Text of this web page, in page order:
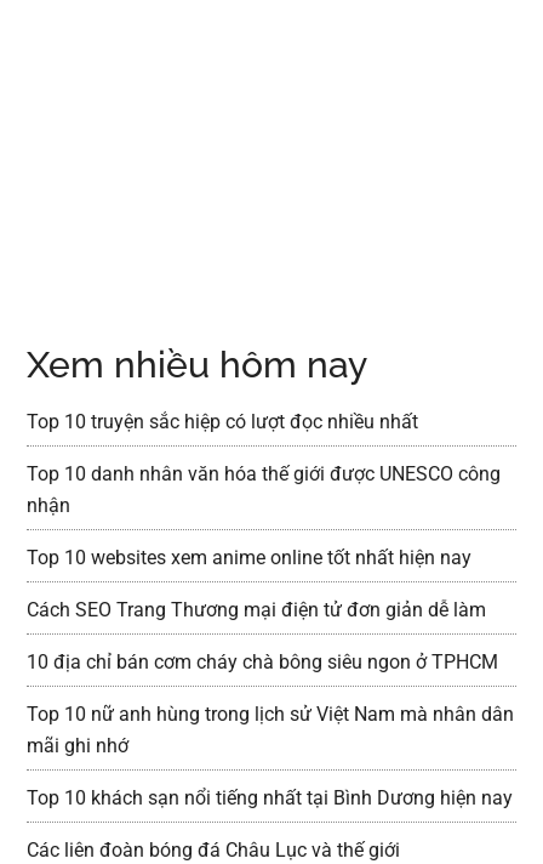
Xem nhiều hôm nay
Top 10 truyện sắc hiệp có lượt đọc nhiều nhất
Top 10 danh nhân văn hóa thế giới được UNESCO công
nhận
Top 10 websites xem anime online tốt nhất hiện nay
Cách SEO Trang Thương mại điện tử đơn giản dễ làm
10 địa chỉ bán cơm cháy chà bông siêu ngon ở TPHCM
Top 10 nữ anh hùng trong lịch sử Việt Nam mà nhân dân
mãi ghi nhớ
Top 10 khách sạn nổi tiếng nhất tại Bình Dương hiện nay
Các liên đoàn bóng đá Châu Lục và thế giới